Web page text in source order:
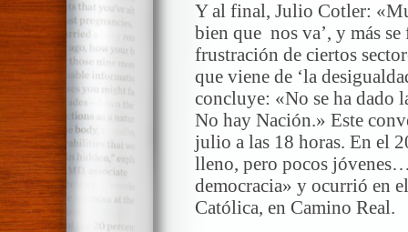
Y al final, Julio Cotler:
bien que nos va’, y más
frustración de ciertos
que viene de ‘la
concluye: «No se ha dado
No hay Nación.» Este
julio a las 18 horas. En el
lleno, pero pocos
democracia» y ocurrió en
Católica, en Camino Real.